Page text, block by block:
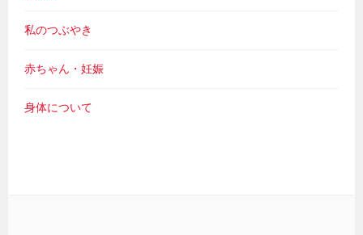
私のつぶやき
赤ちゃん・妊娠
身体について